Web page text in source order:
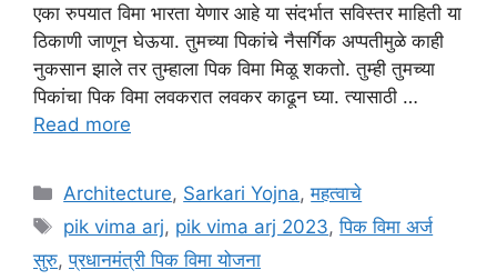
एका रुपयात विमा भारता येणार आहे या संदर्भात सविस्तर माहिती या
ठिकाणी जाणून घेऊया. तुमच्या पिकांचे नैसर्गिक अप्पतीमुळे काही
नुकसान झाले तर तुम्हाला पिक विमा मिळू शकतो. तुम्ही तुमच्या
पिकांचा पिक विमा लवकरात लवकर काढून घ्या. त्यासाठी …
Read more
Categories
Architecture, Sarkari Yojna,महत्वाचे
Tags
pik vima arj, pik vima arj 2023,पिक विमा अर्ज
सुरु,प्रधानमंत्री पिक विमा योजना